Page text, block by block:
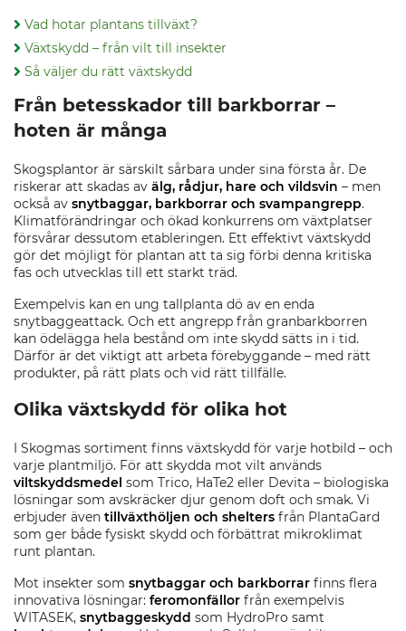
Vad hotar plantans tillväxt?
Växtskydd – från vilt till insekter
Så väljer du rätt växtskydd
Från betesskador till barkborrar –
hoten är många
Skogsplantor är särskilt sårbara under sina första år. De
riskerar att skadas av älg, rådjur, hare och vildsvin – men
också av snytbaggar, barkborrar och svampangrepp.
Klimatförändringar och ökad konkurrens om växtplatser
försvårar dessutom etableringen. Ett effektivt växtskydd
gör det möjligt för plantan att ta sig förbi denna kritiska
fas och utvecklas till ett starkt träd.
Exempelvis kan en ung tallplanta dö av en enda
snytbaggeattack. Och ett angrepp från granbarkborren
kan ödelägga hela bestånd om inte skydd sätts in i tid.
Därför är det viktigt att arbeta förebyggande – med rätt
produkter, på rätt plats och vid rätt tillfälle.
Olika växtskydd för olika hot
I Skogmas sortiment finns växtskydd för varje hotbild – och
varje plantmiljö. För att skydda mot vilt används
viltskyddsmedel som Trico, HaTe2 eller Devita – biologiska
lösningar som avskräcker djur genom doft och smak. Vi
erbjuder även tillväxthöljen och shelters från PlantaGard
som ger både fysiskt skydd och förbättrat mikroklimat
runt plantan.
Mot insekter som snytbaggar och barkborrar finns flera
innovativa lösningar: feromonfällor från exempelvis
WITASEK, snytbaggeskydd som HydroPro samt